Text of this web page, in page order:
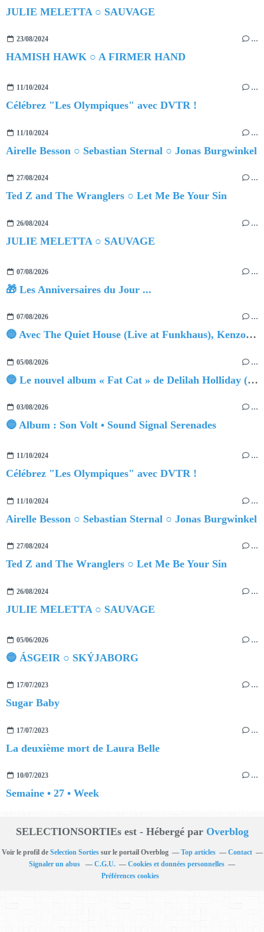
JULIE MELETTA ○ SAUVAGE
23/08/2024 …
HAMISH HAWK ○ A FIRMER HAND
11/10/2024 …
Célébrez "Les Olympiques" avec DVTR !
11/10/2024 …
Airelle Besson ○ Sebastian Sternal ○ Jonas Burgwinkel
27/08/2024 …
Ted Z and The Wranglers ○ Let Me Be Your Sin
26/08/2024 …
JULIE MELETTA ○ SAUVAGE
07/08/2026 …
🎁 Les Anniversaires du Jour ...
07/08/2026 …
🔵 Avec The Quiet House (Live at Funkhaus), Kenzo Zurzolo livre une performance aussi intense qu'envoûtante.
05/08/2026 …
🔵 Le nouvel album « Fat Cat » de Delilah Holliday (sortie le 30 Octobre 2026)
03/08/2026 …
🔵 Album : Son Volt • Sound Signal Serenades
11/10/2024 …
Célébrez "Les Olympiques" avec DVTR !
11/10/2024 …
Airelle Besson ○ Sebastian Sternal ○ Jonas Burgwinkel
27/08/2024 …
Ted Z and The Wranglers ○ Let Me Be Your Sin
26/08/2024 …
JULIE MELETTA ○ SAUVAGE
05/06/2026 …
🔵 ÁSGEIR ○ SKÝJABORG
17/07/2023 …
Sugar Baby
17/07/2023 …
La deuxième mort de Laura Belle
10/07/2023 …
Semaine • 27 • Week
SELECTIONSORTIEs est - Hébergé par Overblog
Voir le profil de Selection Sortiessur le portail Overblog Top articles
Contact
Signaler un abus
C.G.U.
Cookies et données personnelles
Préférences cookies